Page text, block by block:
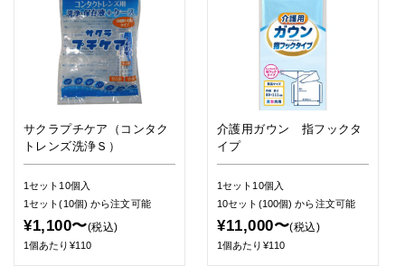
サクラプチケア（コンタク
トレンズ洗浄Ｓ）
1セット10個入
1セット(10個)から注文可能
¥1,100〜(税込)
1個あたり¥110
介護用ガウン 指フックタ
イプ
1セット10個入
10セット(100個)から注文可能
¥11,000〜(税込)
1個あたり¥110